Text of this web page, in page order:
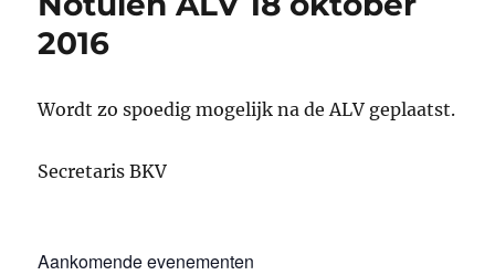
2016
Wordt zo spoedig mogelijk na de ALV geplaatst.
Secretaris BKV
Aankomende evenementen